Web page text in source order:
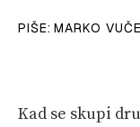
PIŠE: MARKO
Kad se skupi